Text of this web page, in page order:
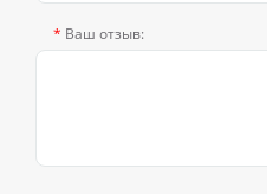
Ваш отзыв: